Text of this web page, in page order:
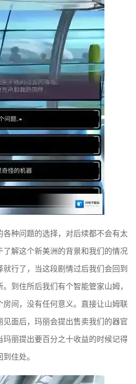
各种问题的选择，对后续都不会有太
了解这个新美洲的背景和我们的情况
行了，当这段剧情过后我们会回到
到住所后我们有个智能管家山姆，
房间，没有任何意义。直接让山姆联
见面后，玛丽会提出售卖我们的器官
玛丽提出要百分之十收益的时候记得
住处。